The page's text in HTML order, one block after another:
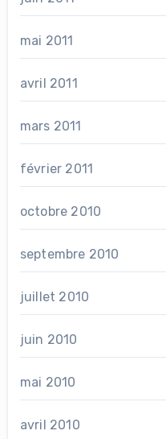
mai 2011
avril 2011
mars 2011
février 2011
octobre 2010
septembre 2010
juillet 2010
juin 2010
mai 2010
avril 2010